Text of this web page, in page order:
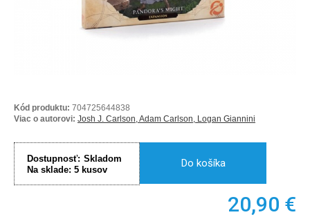
Kód produktu: 704725644838
Viac o autorovi: Josh J. Carlson, Adam Carlson, Logan Giannini
Dostupnosť: Skladom
Na sklade: 5 kusov
Do košíka
20,90 €